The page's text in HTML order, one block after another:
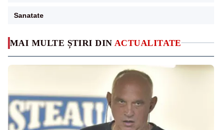
MAI MULTE ȘTIRI DIN ACTUALITATE
Sanatate